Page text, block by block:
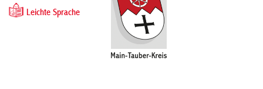
Leichte Sprache